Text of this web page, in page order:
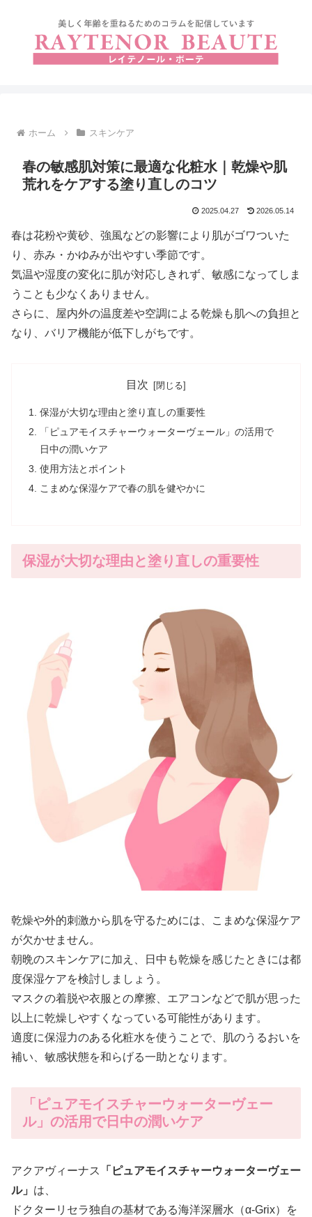
ホーム スキンケア
春の敏感肌対策に最適な化粧水｜乾燥や肌
荒れをケアする塗り直しのコツ
2025.04.27 2026.05.14
春は花粉や黄砂、強風などの影響により肌がゴワついた
り、赤み・かゆみが出やすい季節です。
気温や湿度の変化に肌が対応しきれず、敏感になってしま
うことも少なくありません。
さらに、屋内外の温度差や空調による乾燥も肌への負担と
なり、バリア機能が低下しがちです。
目次
保湿が大切な理由と塗り直しの重要性
「ピュアモイスチャーウォーターヴェール」の活用で
日中の潤いケア
使用方法とポイント
こまめな保湿ケアで春の肌を健やかに
保湿が大切な理由と塗り直しの重要性
乾燥や外的刺激から肌を守るためには、こまめな保湿ケア
が欠かせません。
朝晩のスキンケアに加え、日中も乾燥を感じたときには都
度保湿ケアを検討しましょう。
マスクの着脱や衣服との摩擦、エアコンなどで肌が思った
以上に乾燥しやすくなっている可能性があります。
適度に保湿力のある化粧水を使うことで、肌のうるおいを
補い、敏感状態を和らげる一助となります。
「ピュアモイスチャーウォーターヴェー
ル」の活用で日中の潤いケア
アクアヴィーナス
「ピュアモイスチャーウォーターヴェー
ル」 は、
ドクターリセラ独自の基材である海洋深層水（α-Grix）を